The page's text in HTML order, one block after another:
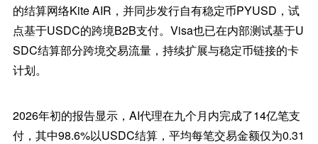
的结算网络Kite AIR，并同步发行自有稳定币PYUSD，试
点基于USDC的跨境B2B支付。Visa也已在内部测试基于U
SDC结算部分跨境交易流量，持续扩展与稳定币链接的卡
计划。
2026年初的报告显示，AI代理在九个月内完成了14亿笔支
付，其中98.6%以USDC结算，平均每笔交易金额仅为0.31